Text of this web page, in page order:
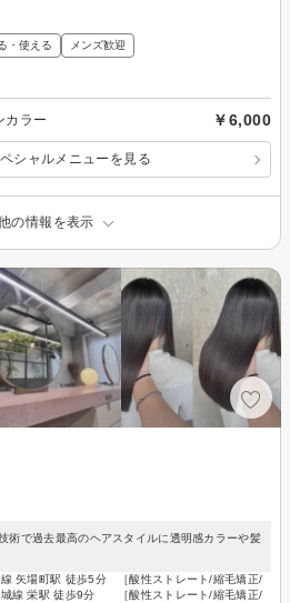
・使える メンズ歓迎
カラー ￥6,000
シャルメニューを見る
の情報を表示
術で過去最高のヘアスタイルに透明感カラーや髪
矢場町駅 徒歩5分 ［酸性ストレート/縮毛矯正/
城線 栄駅 徒歩9分 ［酸性ストレート/縮毛矯正/